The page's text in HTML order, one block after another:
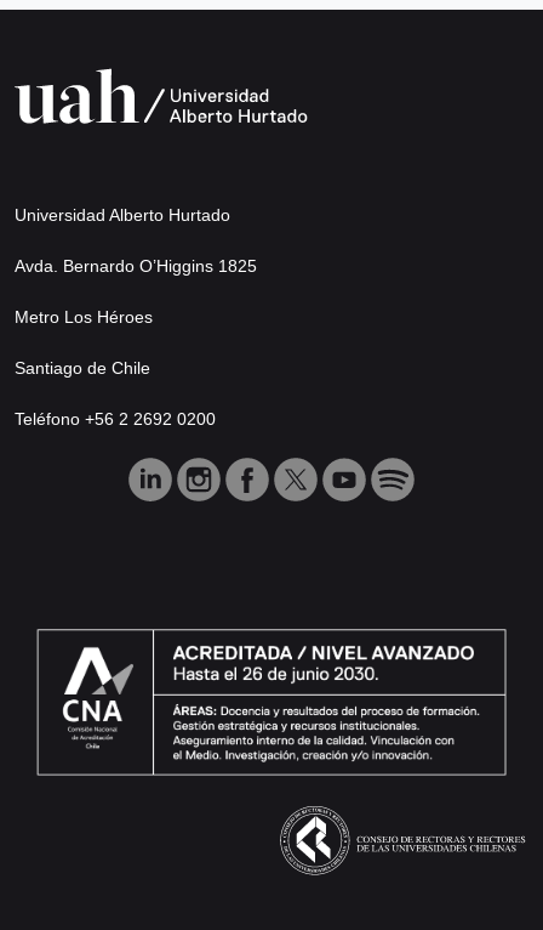
Universidad Alberto Hurtado
Avda. Bernardo O’Higgins 1825
Metro Los Héroes
Santiago de Chile
Teléfono +56 2 2692 0200